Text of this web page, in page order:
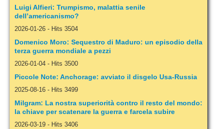
Luigi Alfieri: Trumpismo, malattia senile
dell’americanismo?
2026-01-26 - Hits 3504
Domenico Moro: Sequestro di Maduro: un episodio della
terza guerra mondiale a pezzi
2026-01-04 - Hits 3500
Piccole Note: Anchorage: avviato il disgelo Usa-Russia
2025-08-16 - Hits 3499
Milgram: La nostra superiorità contro il resto del mondo:
la chiave per scatenare la guerra e farcela subire
2026-03-19 - Hits 3406